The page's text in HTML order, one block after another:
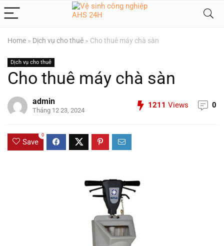
Home » Dịch vụ cho thuê » Cho thuê máy chà sàn
Dịch vụ cho thuê
Cho thuê máy chà sàn
admin
Tháng 12 23, 2024
1211 Views 0
Save
0